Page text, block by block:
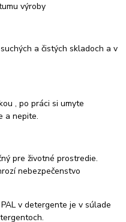
výroby
a čistých skladoch a v
, po práci si umyte
a nepite.
pre životné prostredie.
nebezpečenstvo
v detergente je v súlade